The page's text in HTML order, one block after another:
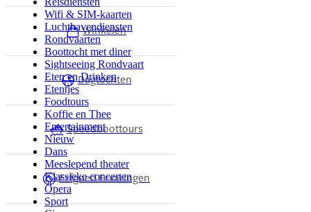
Wifi & SIM-kaarten
Luchthavendiensten
Rondvaarten
Boottocht met diner
Sightseeing Rondvaart
Eten en Drinken
Etentjes
Foodtours
Koffie en Thee
Entertainment
Nieuw
Dans
Meeslepend theater
Klassieke concerten
Opera
Sport
Winkelen
Dagtochten
Speedboottours
Erfgoed Ervaringen